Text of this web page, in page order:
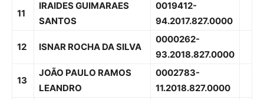
11
IRAIDES GUIMARAES
SANTOS
0019412-
94.2017.827.0000
12 ISNAR ROCHA DA SILVA
0000262-
93.2018.827.0000
13
JOÃO PAULO RAMOS
LEANDRO
0002783-
11.2018.827.0000